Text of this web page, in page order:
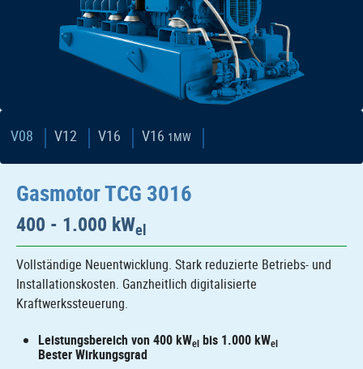
V08 V12 V16 V16 1MW
Gasmotor TCG 3016
400 - 1.000 kWel
Vollständige Neuentwicklung. Stark reduzierte Betriebs- und
Installationskosten. Ganzheitlich digitalisierte
Kraftwerkssteuerung.
Leistungsbereich von 400 kWel bis 1.000 kWel
Bester Wirkungsgrad